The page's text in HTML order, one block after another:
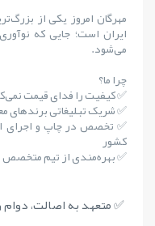
مهرگان امروز یکی از
ایران است؛ جایی که
می‌شود.
چرا ما؟
✅ کیفیت را فدای قیمت
✅ شریک تبلیغاتی برندهای
✅ تخصص در چاپ و اجرای
کشور
✅ بهره‌مندی از تیم متخصص
✅ متعهد به اصالت،